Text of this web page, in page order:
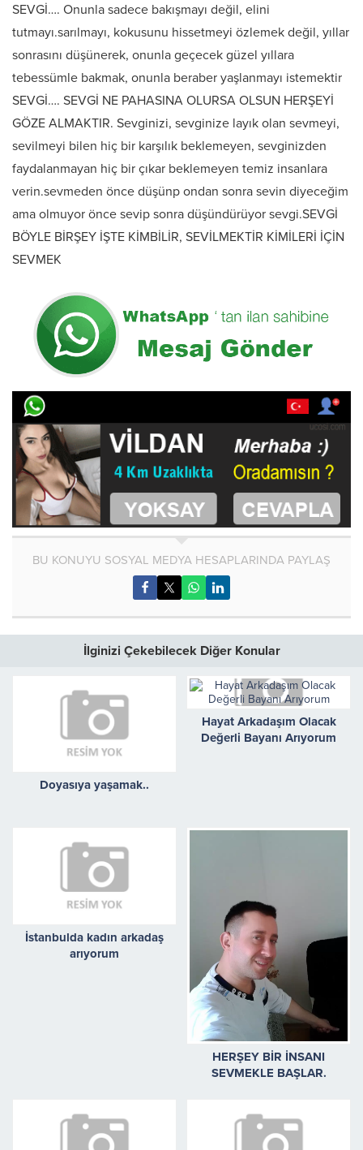
SEVGİ…. Onunla sadece bakışmayı değil, elini
tutmayı.sarılmayı, kokusunu hissetmeyi özlemek değil, yıllar
sonrasını düşünerek, onunla geçecek güzel yıllara
tebessümle bakmak, onunla beraber yaşlanmayı istemektir
SEVGİ…. SEVGİ NE PAHASINA OLURSA OLSUN HERŞEYİ
GÖZE ALMAKTIR. Sevginizi, sevginize layık olan sevmeyi,
sevilmeyi bilen hiç bir karşılık beklemeyen, sevginizden
faydalanmayan hiç bir çıkar beklemeyen temiz insanlara
verin.sevmeden önce düşünp ondan sonra sevin diyeceğim
ama olmuyor önce sevip sonra düşündürüyor sevgi.SEVGİ
BÖYLE BİRŞEY İŞTE KİMBİLİR, SEVİLMEKTİR KİMİLERİ İÇİN
SEVMEK
BU KONUYU SOSYAL MEDYA HESAPLARINDA PAYLAŞ
İlginizi Çekebilecek Diğer Konular
Doyasıya yaşamak..
Hayat Arkadaşım Olacak
Değerli Bayanı Arıyorum
İstanbulda kadın arkadaş
arıyorum
HERŞEY BİR İNSANI
SEVMEKLE BAŞLAR.